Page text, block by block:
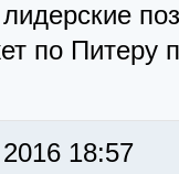
по Питеру
18:57